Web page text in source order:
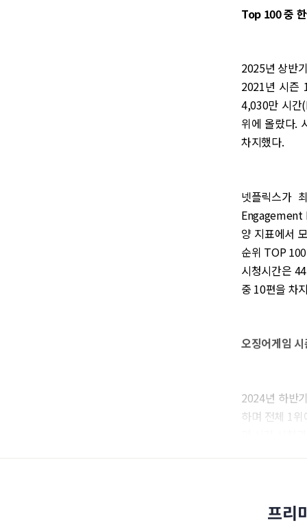
Top 100 중
2025년 상반
2021년 시즌
4,030만 시간
위에 올랐다.
차지했다.
넷플릭스가
Engagement
양 지표에서
순위 TOP
시청시간은
중 10편을 차
오징어게임
2024년 하반
하며 전체 1
프리